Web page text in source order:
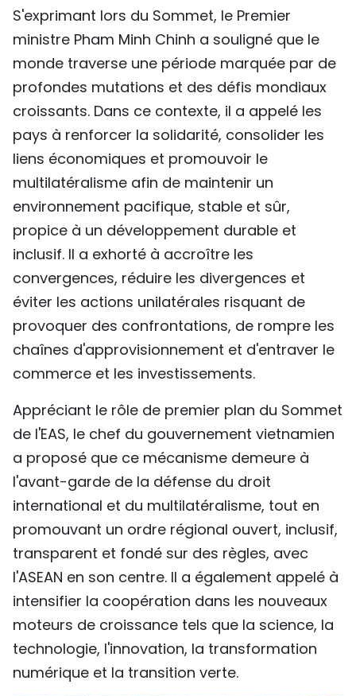
TIẾNG VIỆT
ENGLISH
中文
РУССКИЙ
ESPAÑOL
S'exprimant lors du Sommet, le Premier
ministre Pham Minh Chinh a souligné que le
monde traverse une période marquée par de
profondes mutations et des défis mondiaux
croissants. Dans ce contexte, il a appelé les
pays à renforcer la solidarité, consolider les
liens économiques et promouvoir le
multilatéralisme afin de maintenir un
environnement pacifique, stable et sûr,
propice à un développement durable et
inclusif. Il a exhorté à accroître les
convergences, réduire les divergences et
éviter les actions unilatérales risquant de
provoquer des confrontations, de rompre les
chaînes d'approvisionnement et d'entraver le
commerce et les investissements.
Appréciant le rôle de premier plan du Sommet
de l'EAS, le chef du gouvernement vietnamien
a proposé que ce mécanisme demeure à
l'avant-garde de la défense du droit
international et du multilatéralisme, tout en
promouvant un ordre régional ouvert, inclusif,
transparent et fondé sur des règles, avec
l'ASEAN en son centre. Il a également appelé à
intensifier la coopération dans les nouveaux
moteurs de croissance tels que la science, la
technologie, l'innovation, la transformation
numérique et la transition verte.